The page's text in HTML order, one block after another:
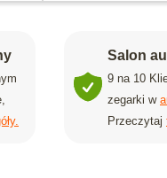
Salon
9 na 10
zegarki w
Przeczytaj